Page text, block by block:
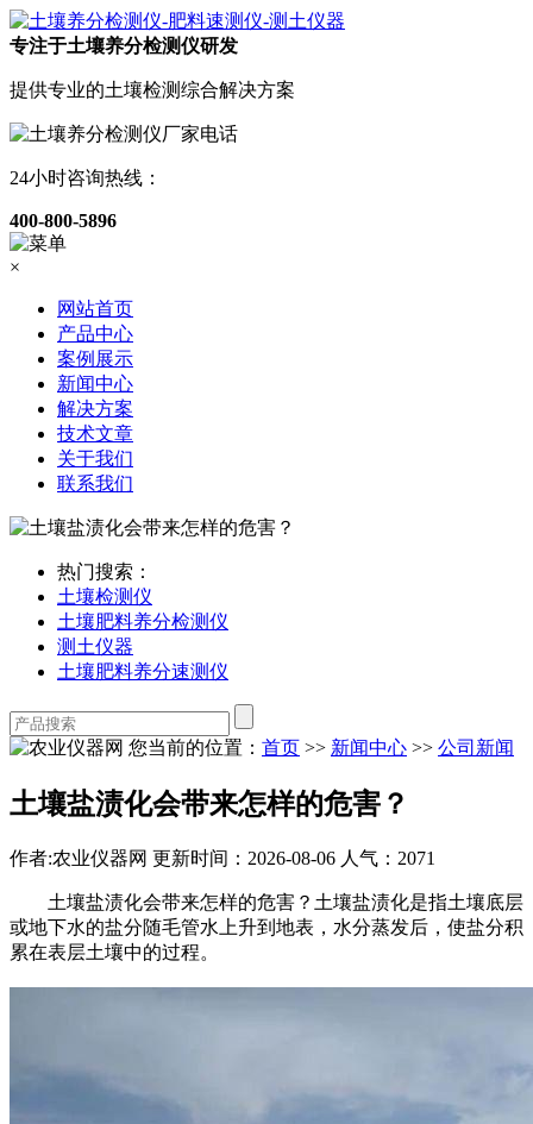
专注于土壤养分检测仪研发
提供专业的土壤检测综合解决方案
24小时咨询热线：
400-800-5896
×
网站首页
产品中心
案例展示
新闻中心
解决方案
技术文章
关于我们
联系我们
热门搜索：
土壤检测仪
土壤肥料养分检测仪
测土仪器
土壤肥料养分速测仪
您当前的位置： 首页 >> 新闻中心 >> 公司新闻
土壤盐渍化会带来怎样的危害？
作者:农业仪器网 更新时间：2026-08-06 人气：2071
土壤盐渍化会带来怎样的危害？土壤盐渍化是指土壤底层
或地下水的盐分随毛管水上升到地表，水分蒸发后，使盐分积
累在表层土壤中的过程。